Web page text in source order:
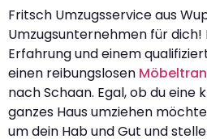
Fritsch Umzugsservice aus
Umzugsunternehmen für
Erfahrung und einem
einen reibungslosen
nach Schaan. Egal, ob du eine
ganzes Haus umziehen
um dein Hab und Gut und